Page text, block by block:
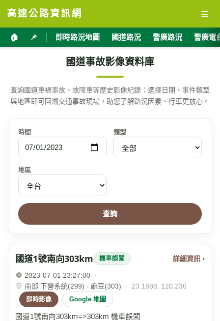
高速公路資訊網 ≡
🏠 📌 即時路況地圖 國道路況 警廣路況 警廣電
國道事故影像資料庫
查詢國道車禍事故、故障車等歷史影像紀錄：選擇日期、事件類型
與地區即可回溯交通事故現場，助您了解路況因素、行車更放心。
時間 類型
地區
查詢
國道1號南向303km 機車誤闖 詳細資訊 ›
2023-07-01 23:27:00
·
南部 下營系統(299) - 麻豆(303)
· 23.1888, 120.236
即時影像 Google 地圖
國道1號南向303km=>303km 機車誤闖